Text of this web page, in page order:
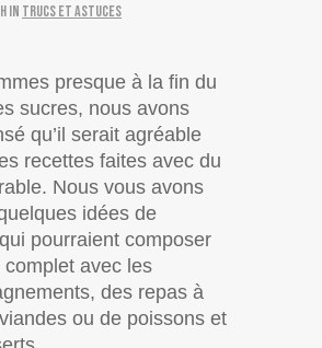
in Trucs et astuces
presque à la fin du
sucres, nous avons
qu’il serait agréable
recettes faites avec du
Nous vous avons
idées de
pourraient composer
complet avec les
des repas à
ou de poissons et